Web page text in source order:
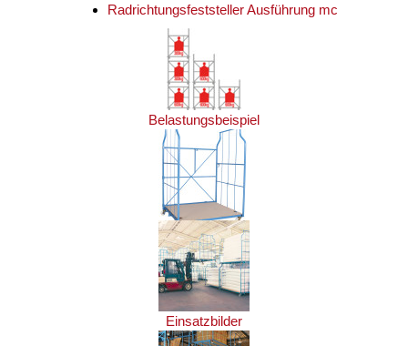
Radrichtungsfeststeller Ausführung mc
Belastungsbeispiel
Einsatzbilder